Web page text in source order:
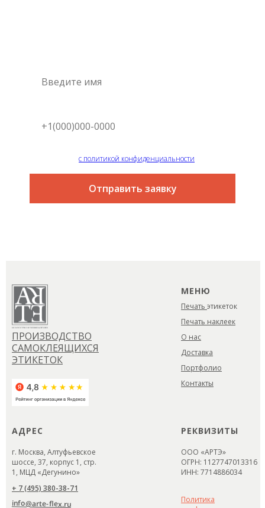
с политикой конфиденциальности
Отправить заявку
МЕНЮ
Политика
ООО «АРТЭ»
ОГРН: 1127747013316
ИНН: 7714886034
г. Москва, Алтуфьевское
шоссе, 37, корпус 1, стр.
1, МЦД «Дегунино»
info@arte-flex.ru
+ 7 (495) 380-38-71
ПРОИЗВОДСТВО
САМОКЛЕЯЩИХСЯ
ЭТИКЕТОК
АДРЕС РЕКВИЗИТЫ
Печать наклеек
О нас
Доставка
Портфолио
Контакты
Печать этикеток